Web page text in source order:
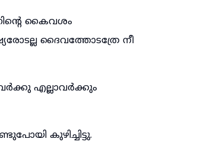
കൈവശം
ദൈവത്തോടത്രേ നീ
എല്ലാവർക്കും
കുഴിച്ചിട്ടു.